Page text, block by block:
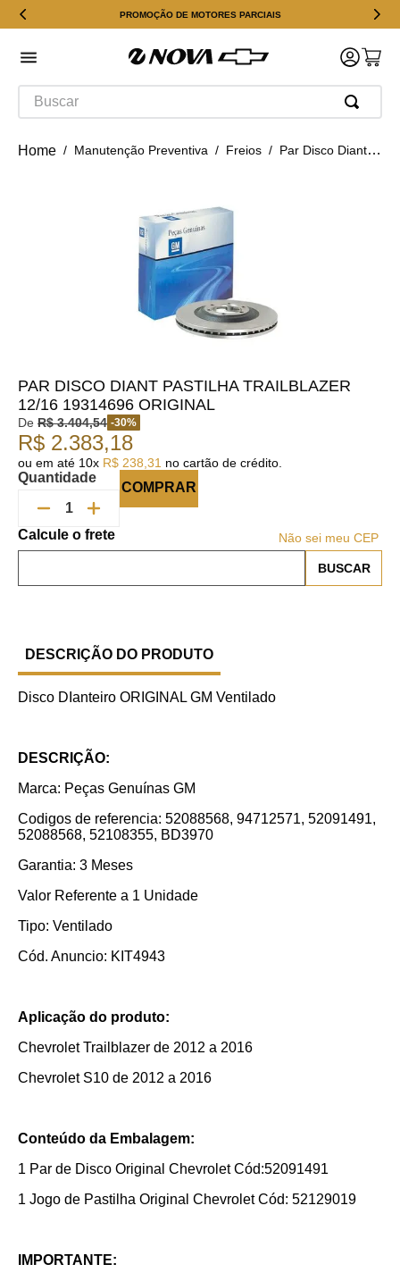
PROMOÇÃO DE MOTORES PARCIAIS
Buscar
Manutenção Preventiva Freios Par Disco Diant Pastilha Trailblazer 12/16 19314696 Original
PAR DISCO DIANT PASTILHA TRAILBLAZER
12/16 19314696 ORIGINAL
De R$ 3.404,54 -30%
R$ 2.383,18
ou em até 10x R$ 238 31 no cartão de crédito.
Quantidade
COMPRAR
Não sei meu CEP
DESCRIÇÃO DO PRODUTO
Disco DIanteiro ORIGINAL GM Ventilado
DESCRIÇÃO:
Marca: Peças Genuínas GM
Codigos de referencia: 52088568, 94712571, 52091491,
52088568, 52108355, BD3970
Garantia: 3 Meses
Valor Referente a 1 Unidade
Tipo: Ventilado
Cód. Anuncio: KIT4943
Aplicação do produto:
Chevrolet Trailblazer de 2012 a 2016
Chevrolet S10 de 2012 a 2016
Conteúdo da Embalagem:
1 Par de Disco Original Chevrolet Cód:52091491
1 Jogo de Pastilha Original Chevrolet Cód: 52129019
IMPORTANTE: